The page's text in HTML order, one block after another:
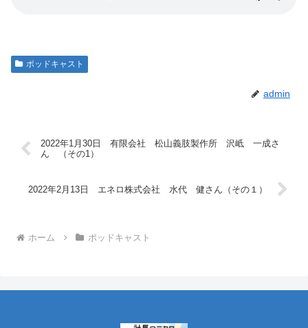
ポッドキャスト
admin
2022年1月30日 有限会社 松山義肢製作所 沢岻 一成さ
ん （その1）
2022年2月13日 エネロ株式会社 水代 健さん（その１）
ホーム ポッドキャスト